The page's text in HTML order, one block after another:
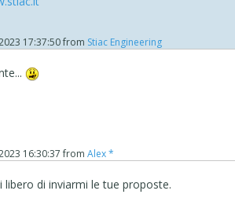
17:37:50from Stiac Engineering
16:30:37fromAlex *
libero di inviarmi le tue proposte.